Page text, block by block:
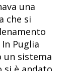
una
che si
Puglia
un sistema